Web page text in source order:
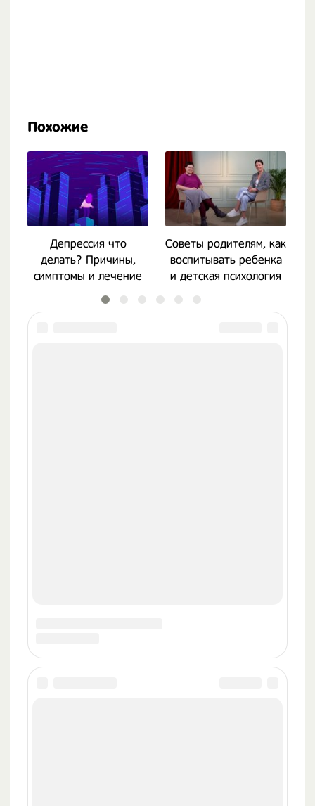
Похожие
Депрессия что
делать? Причины,
симптомы и лечение
Советы родителям, как
воспитывать ребенка
и детская психология